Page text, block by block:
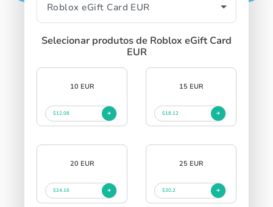
Selecionar produtos de Roblox eGift Card
EUR
10 EUR
$12.08
15 EUR
$18.12
20 EUR
$24.16
25 EUR
$30.2